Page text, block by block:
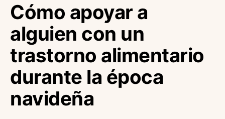
Cómo apoyar a
alguien con un
trastorno alimentario
durante la época
navideña